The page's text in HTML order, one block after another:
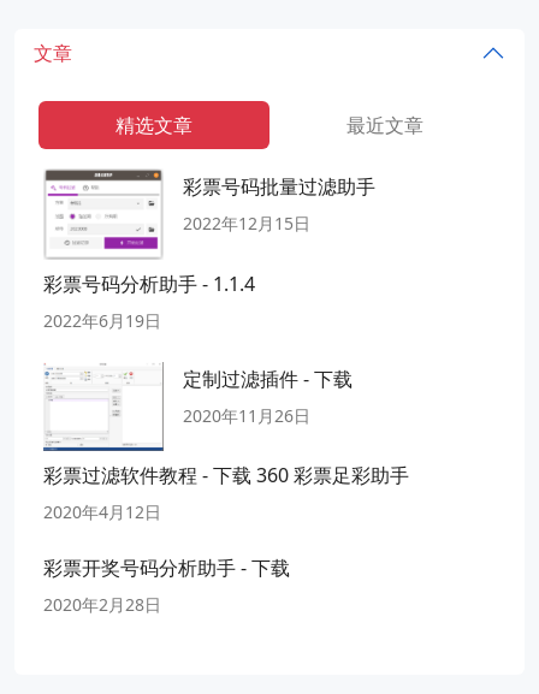
文章
精选文章 最近文章
彩票号码批量过滤助手
2022年12月15日
彩票号码分析助手 - 1.1.4
2022年6月19日
定制过滤插件 - 下载
2020年11月26日
彩票过滤软件教程 - 下载 360 彩票足彩助手
2020年4月12日
彩票开奖号码分析助手 - 下载
2020年2月28日